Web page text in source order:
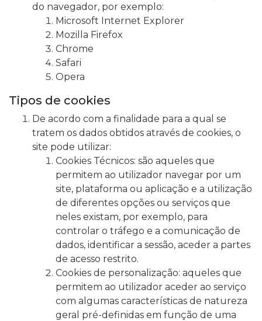
do navegador, por exemplo:
Microsoft Internet Explorer
Mozilla Firefox
Chrome
Safari
Opera
Tipos de cookies
De acordo com a finalidade para a qual se
tratem os dados obtidos através de cookies, o
site pode utilizar:
Cookies Técnicos: são aqueles que
permitem ao utilizador navegar por um
site, plataforma ou aplicação e a utilização
de diferentes opções ou serviços que
neles existam, por exemplo, para
controlar o tráfego e a comunicação de
dados, identificar a sessão, aceder a partes
de acesso restrito.
Cookies de personalização: aqueles que
permitem ao utilizador aceder ao serviço
com algumas características de natureza
geral pré-definidas em função de uma